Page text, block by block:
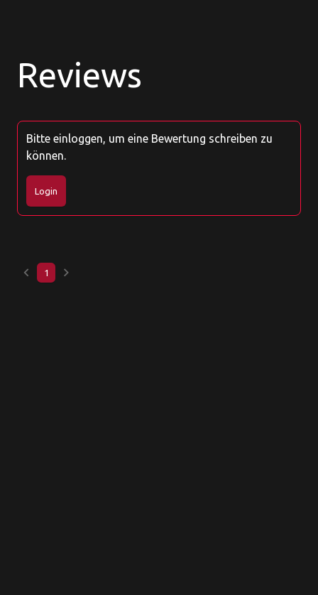
Reviews
Bitte einloggen, um eine Bewertung schreiben zu
können.
Login
keyboard_arrow_left 1 keyboard_arrow_right